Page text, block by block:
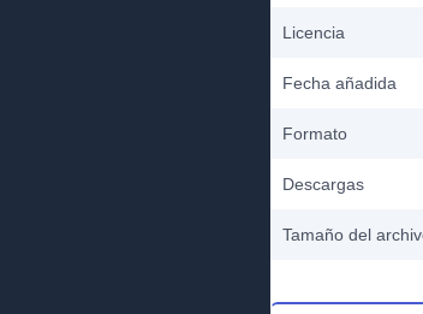
Licencia
Fecha añadida
Formato
Descargas
Tamaño del